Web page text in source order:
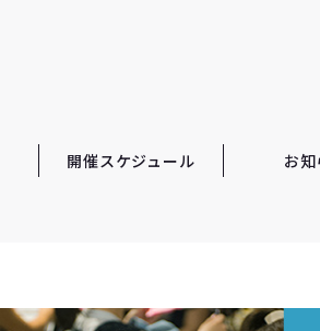
開催スケジュール お知